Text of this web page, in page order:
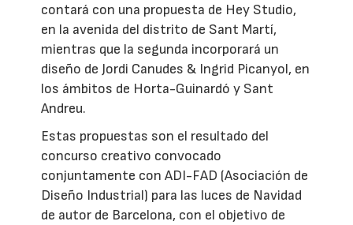
contará con una propuesta de Hey Studio,
en la avenida del distrito de Sant Martí,
mientras que la segunda incorporará un
diseño de Jordi Canudes & Ingrid Picanyol, en
los ámbitos de Horta-Guinardó y Sant
Andreu.
Estas propuestas son el resultado del
concurso creativo convocado
conjuntamente con ADI-FAD (Asociación de
Diseño Industrial) para las luces de Navidad
de autor de Barcelona, con el objetivo de